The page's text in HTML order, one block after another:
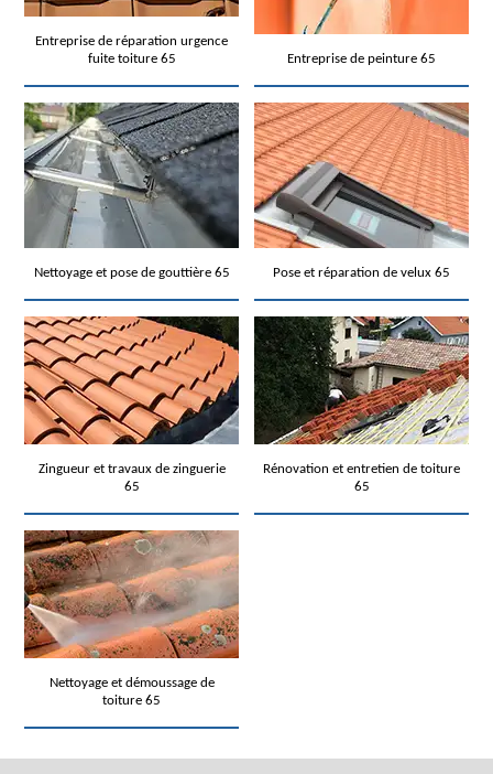
Entreprise de réparation urgence
fuite toiture 65
Entreprise de peinture 65
Nettoyage et pose de gouttière 65 Pose et réparation de velux 65
Zingueur et travaux de zinguerie
65
Rénovation et entretien de toiture
65
Nettoyage et démoussage de
toiture 65